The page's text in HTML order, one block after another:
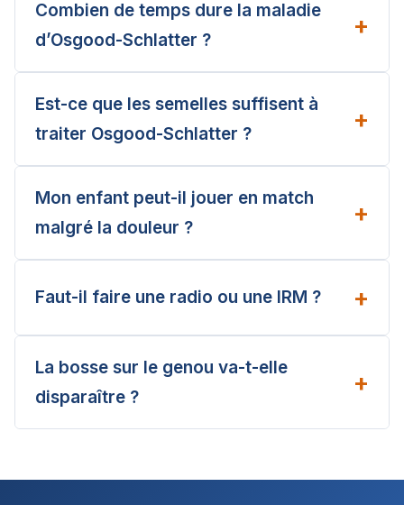
Combien de temps dure la maladie
d’Osgood-Schlatter ?
Est-ce que les semelles suffisent à
traiter Osgood-Schlatter ?
Mon enfant peut-il jouer en match
malgré la douleur ?
Faut-il faire une radio ou une IRM ?
La bosse sur le genou va-t-elle
disparaître ?